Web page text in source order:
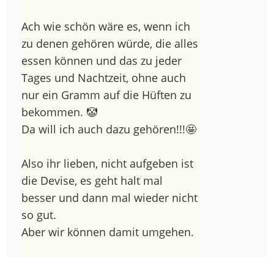
Ach wie schön wäre es, wenn ich
zu denen gehören würde, die alles
essen können und das zu jeder
Tages und Nachtzeit, ohne auch
nur ein Gramm auf die Hüften zu
bekommen. 🤡
Da will ich auch dazu gehören!!!🤩​
Also ihr lieben, nicht aufgeben ist
die Devise, es geht halt mal
besser und dann mal wieder nicht
so gut.
Aber wir können damit umgehen.